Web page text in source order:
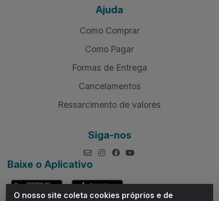
O nosso site coleta cookies próprios e de
Ajuda
Como Comprar
Como Pagar
Formas de Entrega
Cancelamentos
Ressarcimento de valores
Siga-nos
Baixe o Aplicativo